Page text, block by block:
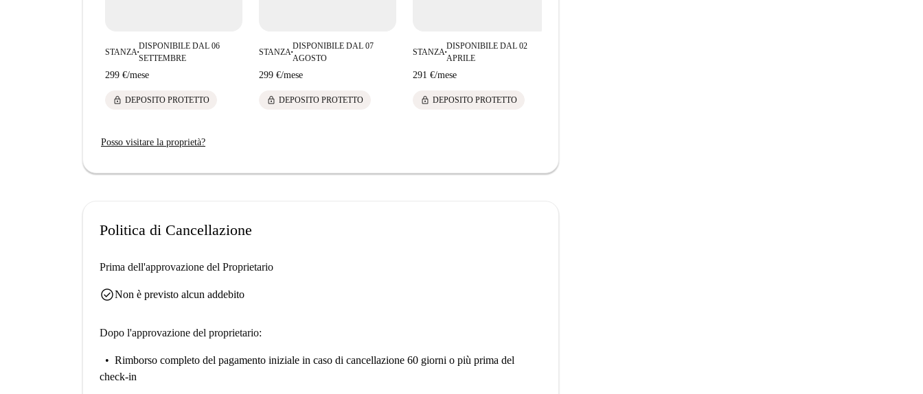
STANZA ■
DISPONIBILE DAL 06
SETTEMBRE
299 €/mese
lock DEPOSITO PROTETTO
STANZA ■
DISPONIBILE DAL 07
AGOSTO
299 €/mese
lock DEPOSITO PROTETTO
STANZA ■
DISPONIBILE DAL 02
APRILE
291 €/mese
lock DEPOSITO PROTETTO
Posso visitare la proprietà?
Politica di Cancellazione
Prima dell'approvazione del Proprietario
check_circleNon è previsto alcun addebito
Dopo l'approvazione del proprietario:
Rimborso completo del pagamento iniziale in caso di cancellazione 60 giorni o più prima del
check-in